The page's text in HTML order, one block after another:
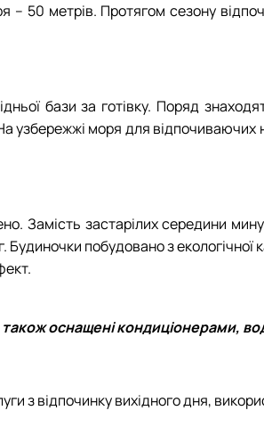
– 50 метрів. Протягом сезону
бази за готівку. Поряд
узбережжі моря для відпочиваючих
Замість застарілих середини
побудовано з екологічної
оснащені кондиціонерами,
з відпочинку вихідного дня,